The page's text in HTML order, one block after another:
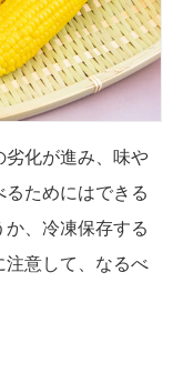
劣化が進み、味や
ためにはできる
、冷凍保存する
注意して、なるべ